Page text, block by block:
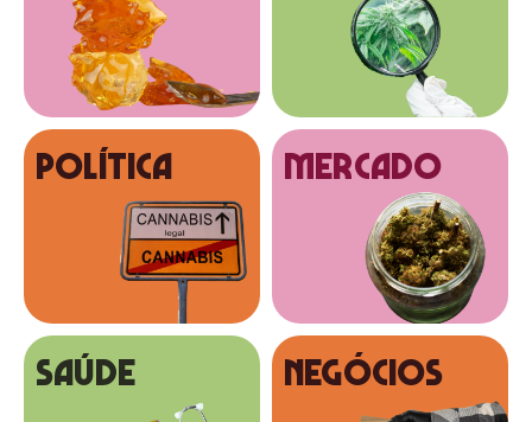
Política MERCADO
SAÚDE NEGÓCIOS